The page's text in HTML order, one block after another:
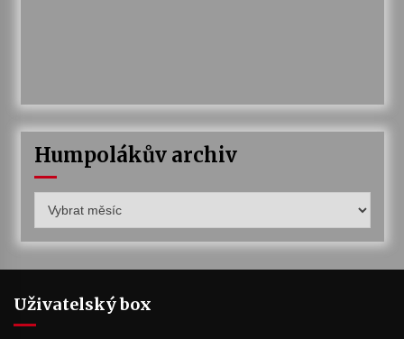
Humpolákův archiv
archiv
Uživatelský box